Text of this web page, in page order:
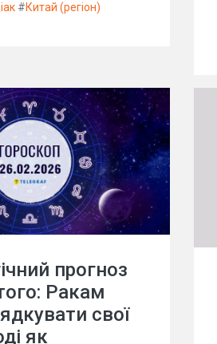
#Китай (регіон)
прогноз
Ракам
свої
як